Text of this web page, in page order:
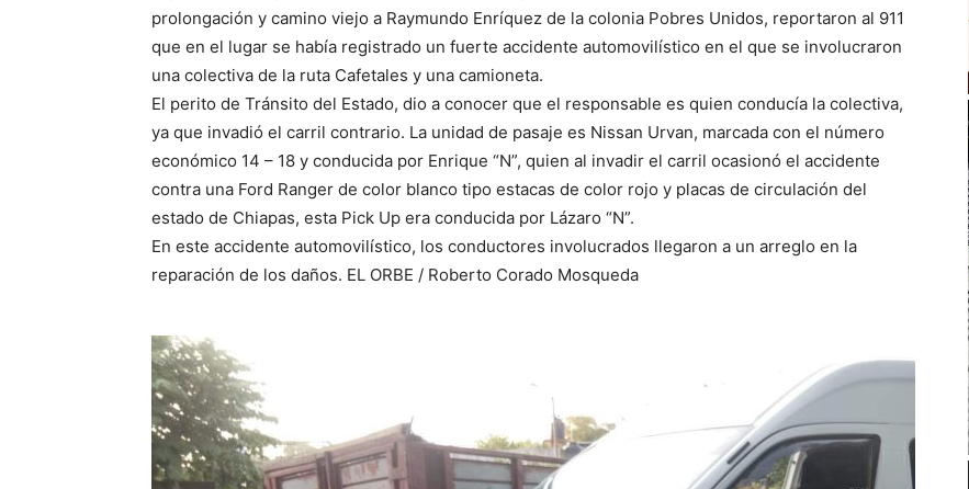
prolongación y camino viejo a Raymundo Enríquez de la colonia Pobres Unidos, reportaron al 911
que en el lugar se había registrado un fuerte accidente automovilístico en el que se involucraron
una colectiva de la ruta Cafetales y una camioneta.
El perito de Tránsito del Estado, dio a conocer que el responsable es quien conducía la colectiva,
ya que invadió el carril contrario. La unidad de pasaje es Nissan Urvan, marcada con el número
económico 14 – 18 y conducida por Enrique “N”, quien al invadir el carril ocasionó el accidente
contra una Ford Ranger de color blanco tipo estacas de color rojo y placas de circulación del
estado de Chiapas, esta Pick Up era conducida por Lázaro “N”.
En este accidente automovilístico, los conductores involucrados llegaron a un arreglo en la
reparación de los daños. EL ORBE / Roberto Corado Mosqueda